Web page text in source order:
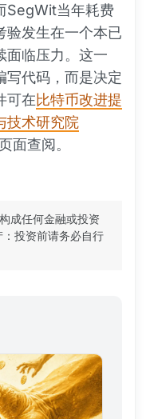
SegWit当年耗费
验发生在一个本已
面临压力。这一
写代码，而是决定
可在比特币改进提
技术研究院
面查阅。
成任何金融或投资
投资前请务必自行